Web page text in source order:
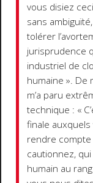
vous disiez
sans
tolérer
jurisprudence
industriel de
humaine ». De
m’a paru
technique : «
finale
rendre compte
cautionnez,
humain au